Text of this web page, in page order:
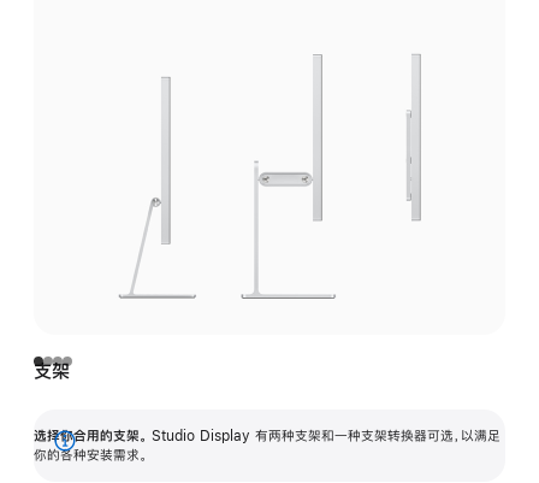
支架
选择你合用的支架。 Studio Display 有两种支架和一种支架转换器可选，以满足
你的各种安装需求。
展